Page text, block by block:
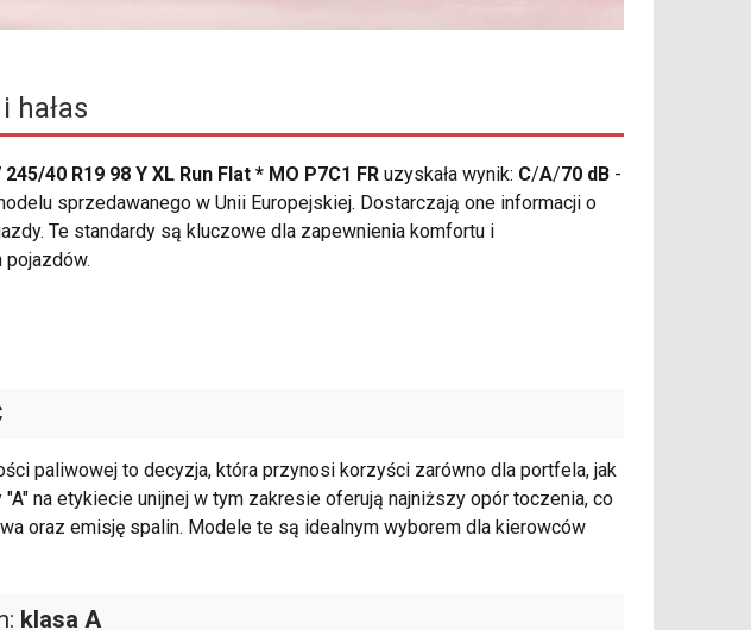
hałas
40 R19 98 Y XL Run Flat * MO P7C1 FR uzyskała wynik: C/A/70 dB -
sprzedawanego w Unii Europejskiej. Dostarczają one informacji o
Te standardy są kluczowe dla zapewnienia komfortu i
pojazdów.
paliwowej to decyzja, która przynosi korzyści zarówno dla portfela, jak
na etykiecie unijnej w tym zakresie oferują najniższy opór toczenia, co
oraz emisję spalin. Modele te są idealnym wyborem dla kierowców
klasa A